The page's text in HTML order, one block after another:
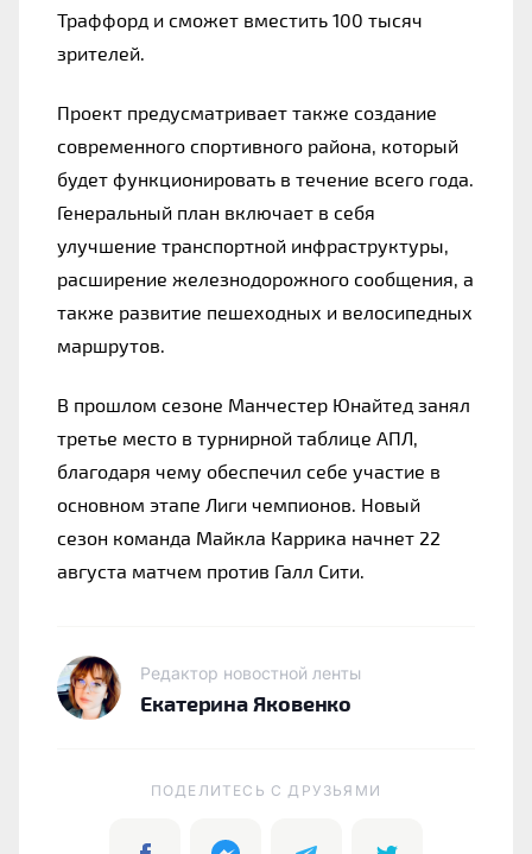
Траффорд и сможет вместить 100 тысяч
зрителей.
Проект предусматривает также создание
современного спортивного района, который
будет функционировать в течение всего года.
Генеральный план включает в себя
улучшение транспортной инфраструктуры,
расширение железнодорожного сообщения, а
также развитие пешеходных и велосипедных
маршрутов.
В прошлом сезоне Манчестер Юнайтед занял
третье место в турнирной таблице АПЛ,
благодаря чему обеспечил себе участие в
основном этапе Лиги чемпионов. Новый
сезон команда Майкла Каррика начнет 22
августа матчем против Галл Сити.
Редактор новостной ленты
Екатерина Яковенко
ПОДЕЛИТЕСЬ C ДРУЗЬЯМИ